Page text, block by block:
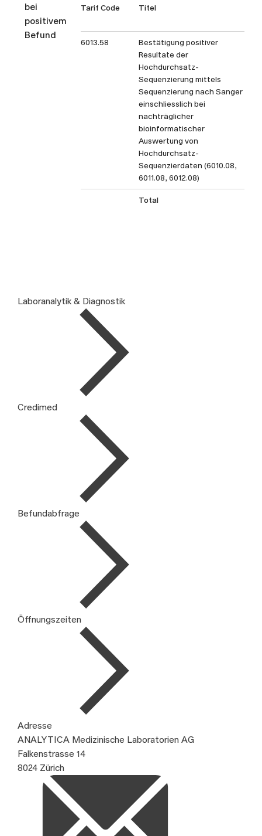
bei
positivem
Befund
Tarif Code Titel
6013.58
Bestätigung positiver
Resultate der
Hochdurchsatz-
Sequenzierung mittels
Sequenzierung nach Sanger
einschliesslich bei
nachträglicher
bioinformatischer
Auswertung von
Hochdurchsatz-
Sequenzierdaten (6010.08,
6011.08, 6012.08)
Total
Laboranalytik & Diagnostik
Credimed
Befundabfrage
Öffnungszeiten
Adresse
ANALYTICA Medizinische Laboratorien AG
Falkenstrasse 14
8024 Zürich